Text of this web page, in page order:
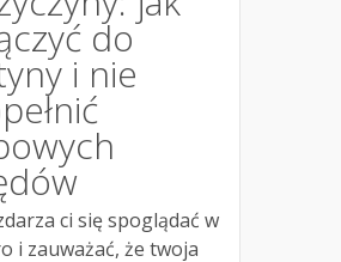
do
i nie
ci się spoglądać w
i zauważać, że twoja